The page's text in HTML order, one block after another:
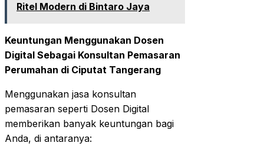
Ritel Modern di Bintaro Jaya
Keuntungan Menggunakan Dosen
Digital Sebagai Konsultan Pemasaran
Perumahan di Ciputat Tangerang
Menggunakan jasa konsultan
pemasaran seperti Dosen Digital
memberikan banyak keuntungan bagi
Anda, di antaranya: